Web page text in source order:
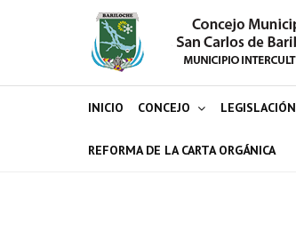
INICIO CONCEJO LEGISLACIÓN
REFORMA DE LA CARTA ORGÁNICA